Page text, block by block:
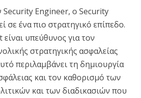
Security Engineer, ο Security
σε ένα πιο στρατηγικό επίπεδο.
υπεύθυνος για τον
στρατηγικής ασφαλείας
περιλαμβάνει τη δημιουργία
και τον καθορισμό των
και των διαδικασιών που